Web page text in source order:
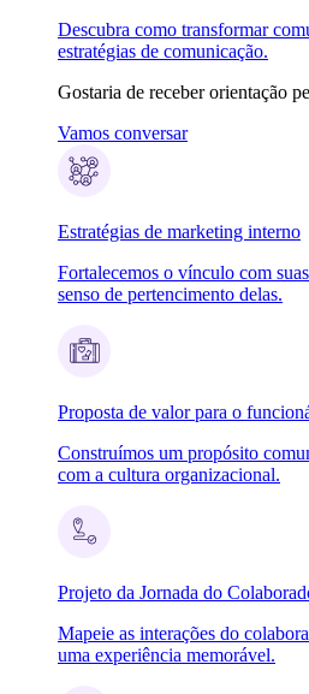
Descubra como transformar
estratégias de comunicação.
Gostaria de receber orientação
Vamos conversar
Estratégias de marketing interno
Fortalecemos o vínculo com
senso de pertencimento delas.
Proposta de valor para o
Construímos um propósito
com a cultura organizacional.
Projeto da Jornada do
Mapeie as interações do
uma experiência memorável.